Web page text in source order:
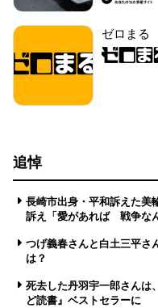
ゼロまる
追悼
長崎市出身・平和訴えた
訴え「愛があれば 戦争な
つげ義春さんと白土三平
は？
死去した丹羽宇一郎さん
ど読書』ベストセラーに